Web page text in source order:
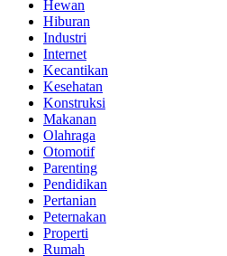
Hewan
Hiburan
Industri
Internet
Kecantikan
Kesehatan
Konstruksi
Makanan
Olahraga
Otomotif
Parenting
Pendidikan
Pertanian
Peternakan
Properti
Rumah